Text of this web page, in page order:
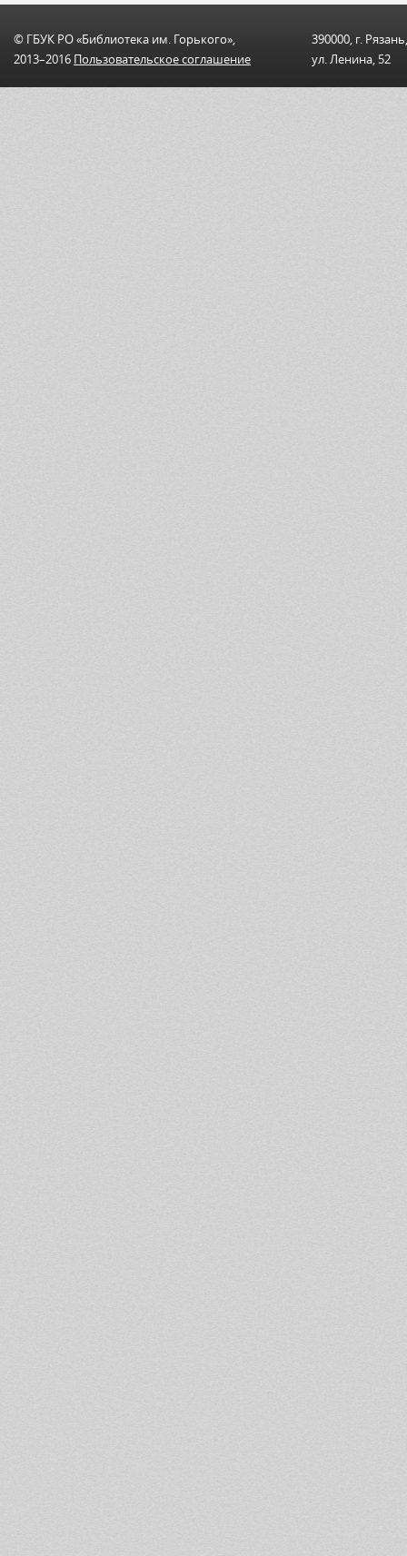
© ГБУК РО «Библиотека им. Горького»,
2013–2016 Пользовательскоe соглашениe
390000, г. Рязань,
ул. Ленина, 52